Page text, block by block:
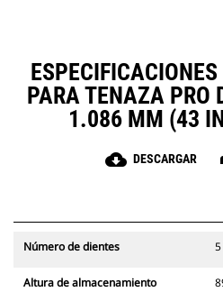
PARA TENAZA PRO
1.086 MM (43
cloud_download DESCARGAR
Número de dientes 5
Altura de almacenamiento